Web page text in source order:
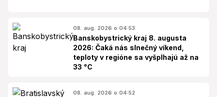
08. aug. 2026 o 04:53
Banskobystrický kraj 8. augusta
2026: Čaká nás slnečný víkend,
teploty v regióne sa vyšplhajú až na
33 °C
08. aug. 2026 o 04:52